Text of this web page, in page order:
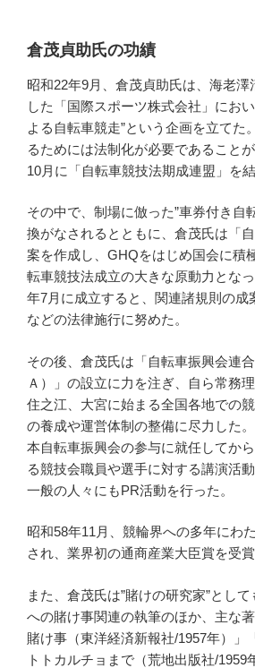
倉茂貞助氏の功績
昭和22年9月、倉茂貞助氏は、海老澤
した「国際スポーツ株式会社」にお
よる自転車競走”という企画を立てた
るためには法制化が必要であること
10月に「自転車競技法期成連盟」を結
その中で、制場に倣った”車券付き自
換がなされるとともに、倉茂氏は「
案を作成し、GHQをはじめ国会に積
転車競技法成立の大きな原動力とな
年7月に成立すると、関連諸規則の成
などの法律施行に努めた。
その後、倉茂氏は「自転車振興会連
Ａ）」の設立に力を注ぎ、自ら常務
住之江、大宮に始まる全国各地での
の養成や運営体制の整備に尽力した
本自転車振興会の参与に就任してか
る競技会職員や選手に対する講演活
一般の人々にもPR活動を行った。
昭和58年11月、競輪界への多年にわ
され、業界初の通商産業大臣賞を受賞
また、倉茂氏は”賭けの研究家”とし
への賭け事関連の執筆のほか、主な
賭け事（東洋経済新報社/1957年）」
トトカルチョまで（荒地出版社/1959